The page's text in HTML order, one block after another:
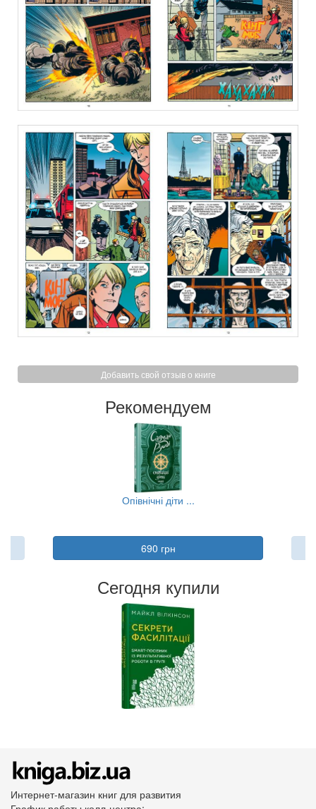
Добавить свой отзыв о книге
Рекомендуем
Опівнічні діти ...
690 грн
Сегодня купили
Интернет-магазин книг для развития